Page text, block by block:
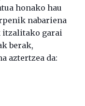
honako hau
nabariena
itzalitako garai
berak,
aztertzea da: